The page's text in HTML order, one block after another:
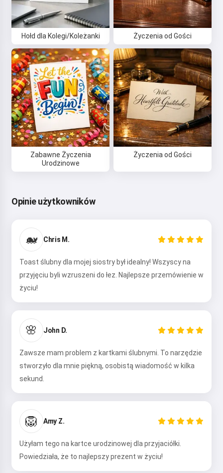
Hołd dla Kolegi/Koleżanki Życzenia od Gości
Zabawne Życzenia
Urodzinowe
Życzenia od Gości
Opinie użytkowników
🐋 Chris M.
Toast ślubny dla mojej siostry był idealny! Wszyscy na
przyjęciu byli wzruszeni do łez. Najlepsze przemówienie w
życiu!
🌸 John D.
Zawsze mam problem z kartkami ślubnymi. To narzędzie
stworzyło dla mnie piękną, osobistą wiadomość w kilka
sekund.
🦁 Amy Z.
Użyłam tego na kartce urodzinowej dla przyjaciółki.
Powiedziała, że to najlepszy prezent w życiu!
Cześć 👋
Mogę tworzyć piosenki, pisać
wiersze i gratulacje 🥰
Wypróbuj
Akceptuję: Warunki korzystania z usługi,
Polityka prywatności,
Polityka zwrotów